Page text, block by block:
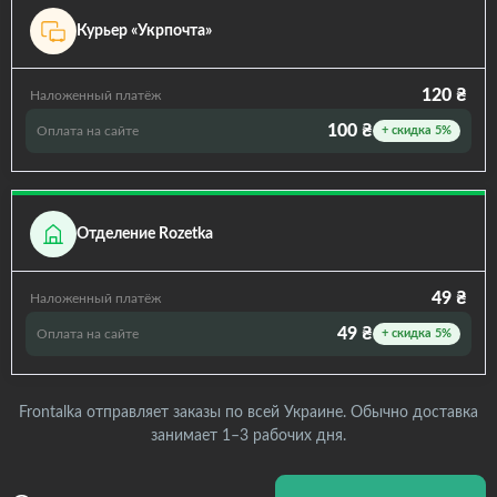
Курьер «Укрпочта»
Наложенный платёж 120 ₴
Оплата на сайте 100 ₴ + скидка 5%
Отделение Rozetka
Наложенный платёж 49 ₴
Оплата на сайте 49 ₴ + скидка 5%
Frontalka отправляет заказы по всей Украине. Обычно доставка
занимает 1–3 рабочих дня.